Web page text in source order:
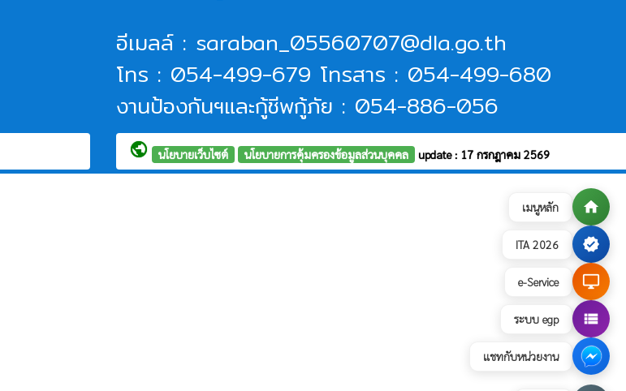
เมนูหลัก home
ITA 2026 verified
e-Service desktop_windows
ระบบ egp view_list
แชทกับหน่วยงาน
อีเมลล์ : saraban_05560707@dla.go.th
โทร : 054-499-679 โทรสาร : 054-499-680
งานป้องกันฯและกู้ชีพกู้ภัย : 054-886-056
public นโยบายเว็บไซต์ นโยบายการคุ้มครองข้อมูลส่วนบุคคล update : 17 กรกฎาคม 2569